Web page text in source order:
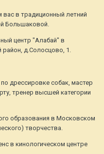
вас в традиционный летний
Большаковой.
центр "Алабай" в
д.Солосцово, 1.
дрессировке собак, мастер
тренер высшей категории
образования в Московском
творчества.
в кинологическом центре